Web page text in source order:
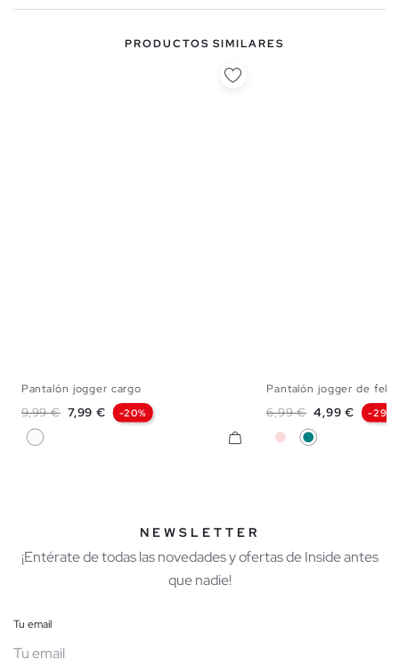
PRODUCTOS SIMILARES
M
Pantalón jogger cargo
Precio base
9,99 € Precio
7,99 € -20%
Blanco
XS
Pantalón jogger de
Precio base
6,99 € Precio
4,99 € -29%
Rosa NudeVerde Azulado
NEWSLETTER
¡Entérate de todas las novedades y ofertas de Inside antes
que nadie!
Tu email